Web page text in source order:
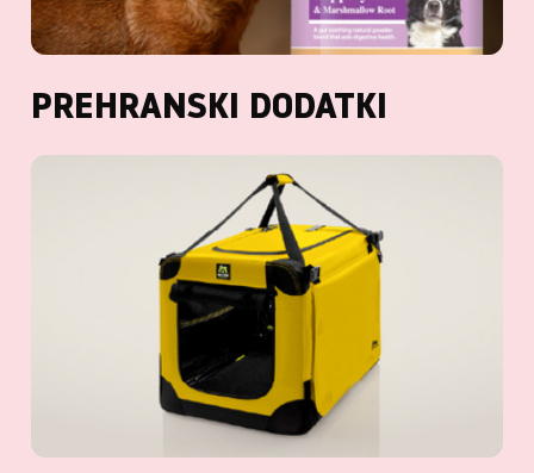
PREHRANSKI DODATKI